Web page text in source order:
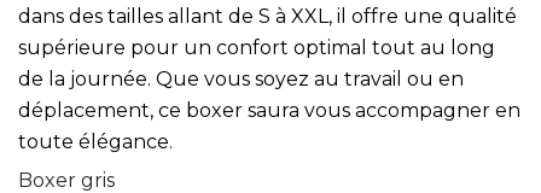
dans des tailles allant de S à XXL, il offre une qualité
supérieure pour un confort optimal tout au long
de la journée. Que vous soyez au travail ou en
déplacement, ce boxer saura vous accompagner en
toute élégance.
Boxer gris